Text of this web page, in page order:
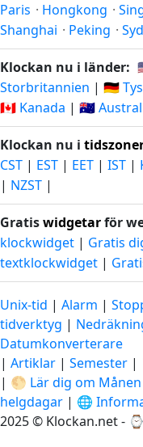
Paris · Hongkong ·
Shanghai · Peking ·
Klockan nu i länder:
Storbritannien | 🇩🇪
🇨🇦 Kanada | 🇦🇺
Klockan nu i
CST | EST | EET | IST |
| NZST |
Gratiswidgetarför
klockwidget | Gratis
textklockwidget |
Unix-tid | Alarm |
tidverktyg |
Datumkonverterare
| Artiklar | Semester |
| 🌕 Lär dig om Månen
helgdagar | 🌐
2025 © Klockan.net - ⌚